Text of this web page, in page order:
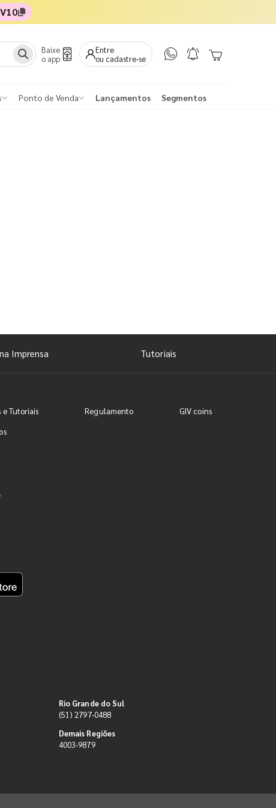
Baixe
o app
Entre
ou cadastre-se
Ponto de Venda Lançamentos Segmentos
Imprensa Tutoriais
e Tutoriais Regulamento
GIV coins
Rio Grande do Sul
(51) 2797-0488
Demais Regiões
4003-9879